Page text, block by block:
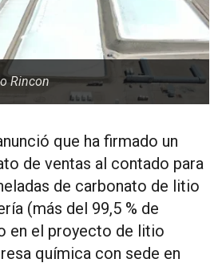
Rincon
que ha firmado un
de ventas al contado para
de carbonato de litio
(más del 99,5 % de
en el proyecto de litio
química con sede en